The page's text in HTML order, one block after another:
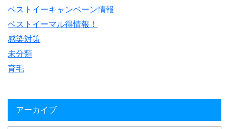
ベストイーキャンペーン情報
ベストイーマル得情報！
感染対策
未分類
育毛
アーカイブ